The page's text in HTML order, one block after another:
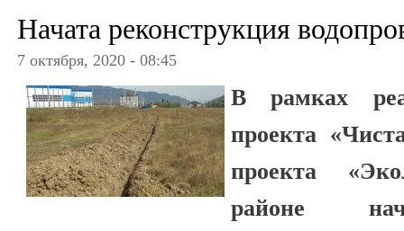
Начата реконструкция
7 октября, 2020 - 08:45
В рамках
проекта
проекта
районе